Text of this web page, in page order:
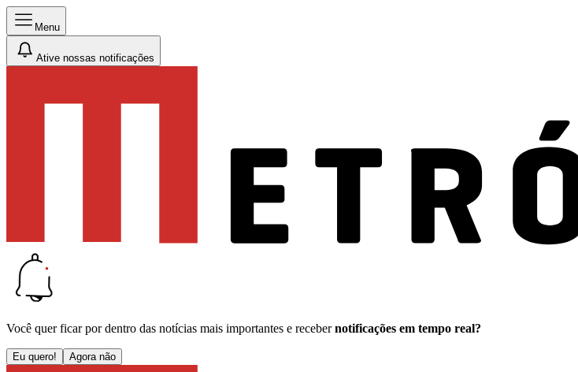
Menu
Ative nossas notificações
Você quer ficar por dentro das notícias mais importantes e receber notificações em tempo real?
Eu quero! Agora não